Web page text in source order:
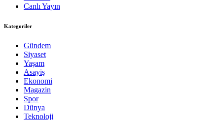
Canlı Yayın
Kategoriler
Gündem
Siyaset
Yaşam
Asayiş
Ekonomi
Magazin
Spor
Dünya
Teknoloji